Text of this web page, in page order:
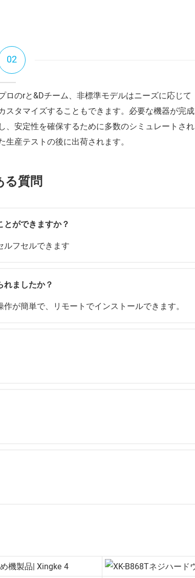
02
ロのrと&Dチーム、非標準モデルはニーズに応じて
スタマイズすることもできます。必要な機器が完成
し、安定性を確保するために多数のシミュレートされ
生産テストの後に出荷されます。
る質問
ができますか？
ルフセルできます
ましたか？
が簡単で、リモートでインストールできます。